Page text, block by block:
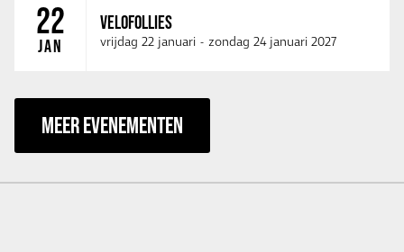
22
JAN
VELOFOLLIES
vrijdag 22 januari - zondag 24 januari 2027
MEER EVENEMENTEN